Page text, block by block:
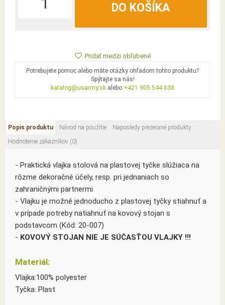
DO KOŠÍKA
Pridať medzi obľúbené
Potrebujete pomoc alebo máte otázky ohľadom tohto produktu?
Spýtajte sa nás!
katalog@usarmy.sk alebo +421 905 544 638
Popis produktu Návod na použitie
Naposledy prezerané produkty
Hodnotenie zákazníkov (0)
- Praktická vlajka stolová na plastovej tyčke slúžiaca na
rôzme dekoračné účely, resp. pri jednaniach so
zahraničnými partnermi
- Vlajku je možné jednoducho z plastovej tyčky stiahnuť a
v prípade potreby natiahnuť na kovový stojan s
podstavcom (Kód: 20-007)
- KOVOVÝ STOJAN NIE JE SÚČASŤOU VLAJKY !!!
Materiál:
Vlajka:100% polyester
Tyčka: Plast